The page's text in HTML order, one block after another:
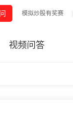
模拟炒股有奖赛
视频问答